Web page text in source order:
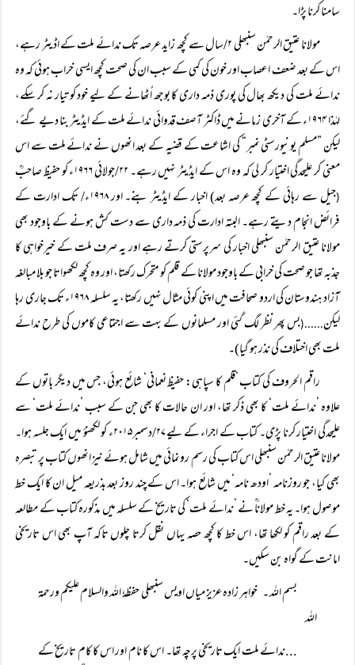
سامنا کرنا پڑا۔
مولانا عتیق الرحمٰن سنبھلی ۲/سال سے کچھ زاید عرصہ تک ندائے ملت کے اڈیٹر رہے،
اس کے بعد ضعف اعصاب اور خون کی کمی کے سبب ان کی صحت کچھ ایسی خراب ہوئی کہ وہ
ندائے ملت کی دیکھ بھال کی پوری ذمہ داری کا بوجھ اُٹھانے کے لیے خود کو تیار نہ کر سکے،
لہٰذا ۱۹۶۴ء کے آخری زمانے میں ڈاکٹر آصف قدوائی ندائے ملت کے ایڈیٹر بنا دیے گئے،
لیکن ”مسلم یونیورسٹی نمبر“ کی اشاعت کے قضیہ کے بعد انھوں نے ندائے ملت سے اس
معنی کر علیحدگی اختیار کر لی کہ وہ اس کے ایڈیٹر نہیں رہے۔ ۲۲/جولائی ۱۹۶۶ء کو حفیظ صاحبؒ
(
جیل سے رہائی کے کچھ عرصہ بعد) اخبار کے ایڈیٹر بنے۔ اور ۱۹۶۸ء/ تک ادارت کے
فرائض انجام دیتے رہے۔ البتہ ادارت کی ذمہ داری سے دست کش ہونے کے باوجود بھی
مولانا عتیق الرحمٰن سنبھلی اخبار کی سرپرستی کرتے رہے اور یہ صرف ملت کے خیرخواہی کا
جذبہ تھا جو صحت کی خرابی کے باوجود مولانا کے قلم کو متحرک رکھتا، اور وہ کچھ لکھواتا جو بلا مبالغہ
آزاد ہندوستان کی اردو صحافت میں اپنی کوئی مثال نہیں رکھتا، یہ سلسلہ ۱۹۶۸ء تک جاری رہا
لیکن......(بس پھر نظر لگ گئی اور مسلمانوں کے بہت سے اجتماعی کاموں کی طرح ندائے
ملت بھی اختلاف کی نذر ہو گیا)۔
راقم الحروف کی کتاب ’قلم کا سپاہی: حفیظ نعمانی‘ شائع ہوئی، جس میں دیگر باتوں کے
علاوہ ’ندائے ملت‘ کا بھی ذکر تھا، اور ان حالات کا بھی جن کے سبب ’ندائے ملت‘ سے
علیحدگی اختیار کرنا پڑی۔ کتاب کے اجراء کے لیے ۲۷/دسمبر۲۰۱۵ء کو لکھنؤ میں ایک جلسہ ہوا۔
مولانا عتیق الرحمٰن سنبھلی اس کتاب کی رسم رونمائی میں شامل ہوئے نیز انھوں کتاب پر تبصرہ
بھی کیا، جو روزنامہ ’اودھ نامہ‘ میں شائع ہوا۔ اس کے چند روز بعد بذریعہ میل ان کا ایک خط
موصول ہوا۔ یہ خط مولاناؒ نے ’ندائے ملت‘ کی تاریخ کے سلسلہ میں مذکورہ کتاب کے مطالعہ
کے بعد راقم کو لکھا تھا، اس خط کا کچھ حصہ یہاں نقل کرتا چلوں تاکہ آپ بھی اس تاریخی
امانت کے گواہ بن سکیں۔
بسم اللہ ۔ خواہر زادہ عزیز میاں اویس سنبھلی حفظہٗ اللہ والسلام علیکم ورحمۃ
اللہ
...ندائے ملت ایک تاریخی پرچہ تھا۔ اس کا نام اور اس کا کام تاریخ کے